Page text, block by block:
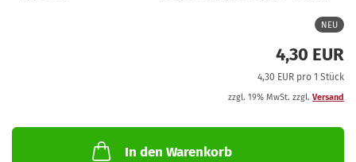
NEU
4,30 EUR
4,30 EUR pro 1 Stück
zzgl. 19% MwSt. zzgl. Versand
In den Warenkorb